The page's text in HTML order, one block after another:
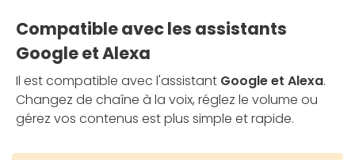
Compatible avec les assistants
Google et Alexa
Il est compatible avec l'assistant Google et Alexa.
Changez de chaîne à la voix, réglez le volume ou
gérez vos contenus est plus simple et rapide.